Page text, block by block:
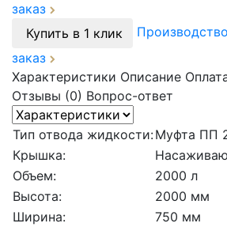
заказ
Купить в 1 клик
заказ
Характеристики Описание
Отзывы (0) Вопрос-ответ
Тип отвода жидкости:Муфта ПП
Крышка:
Объем:
2000 л
Высота:
2000 мм
Ширина:
750 мм